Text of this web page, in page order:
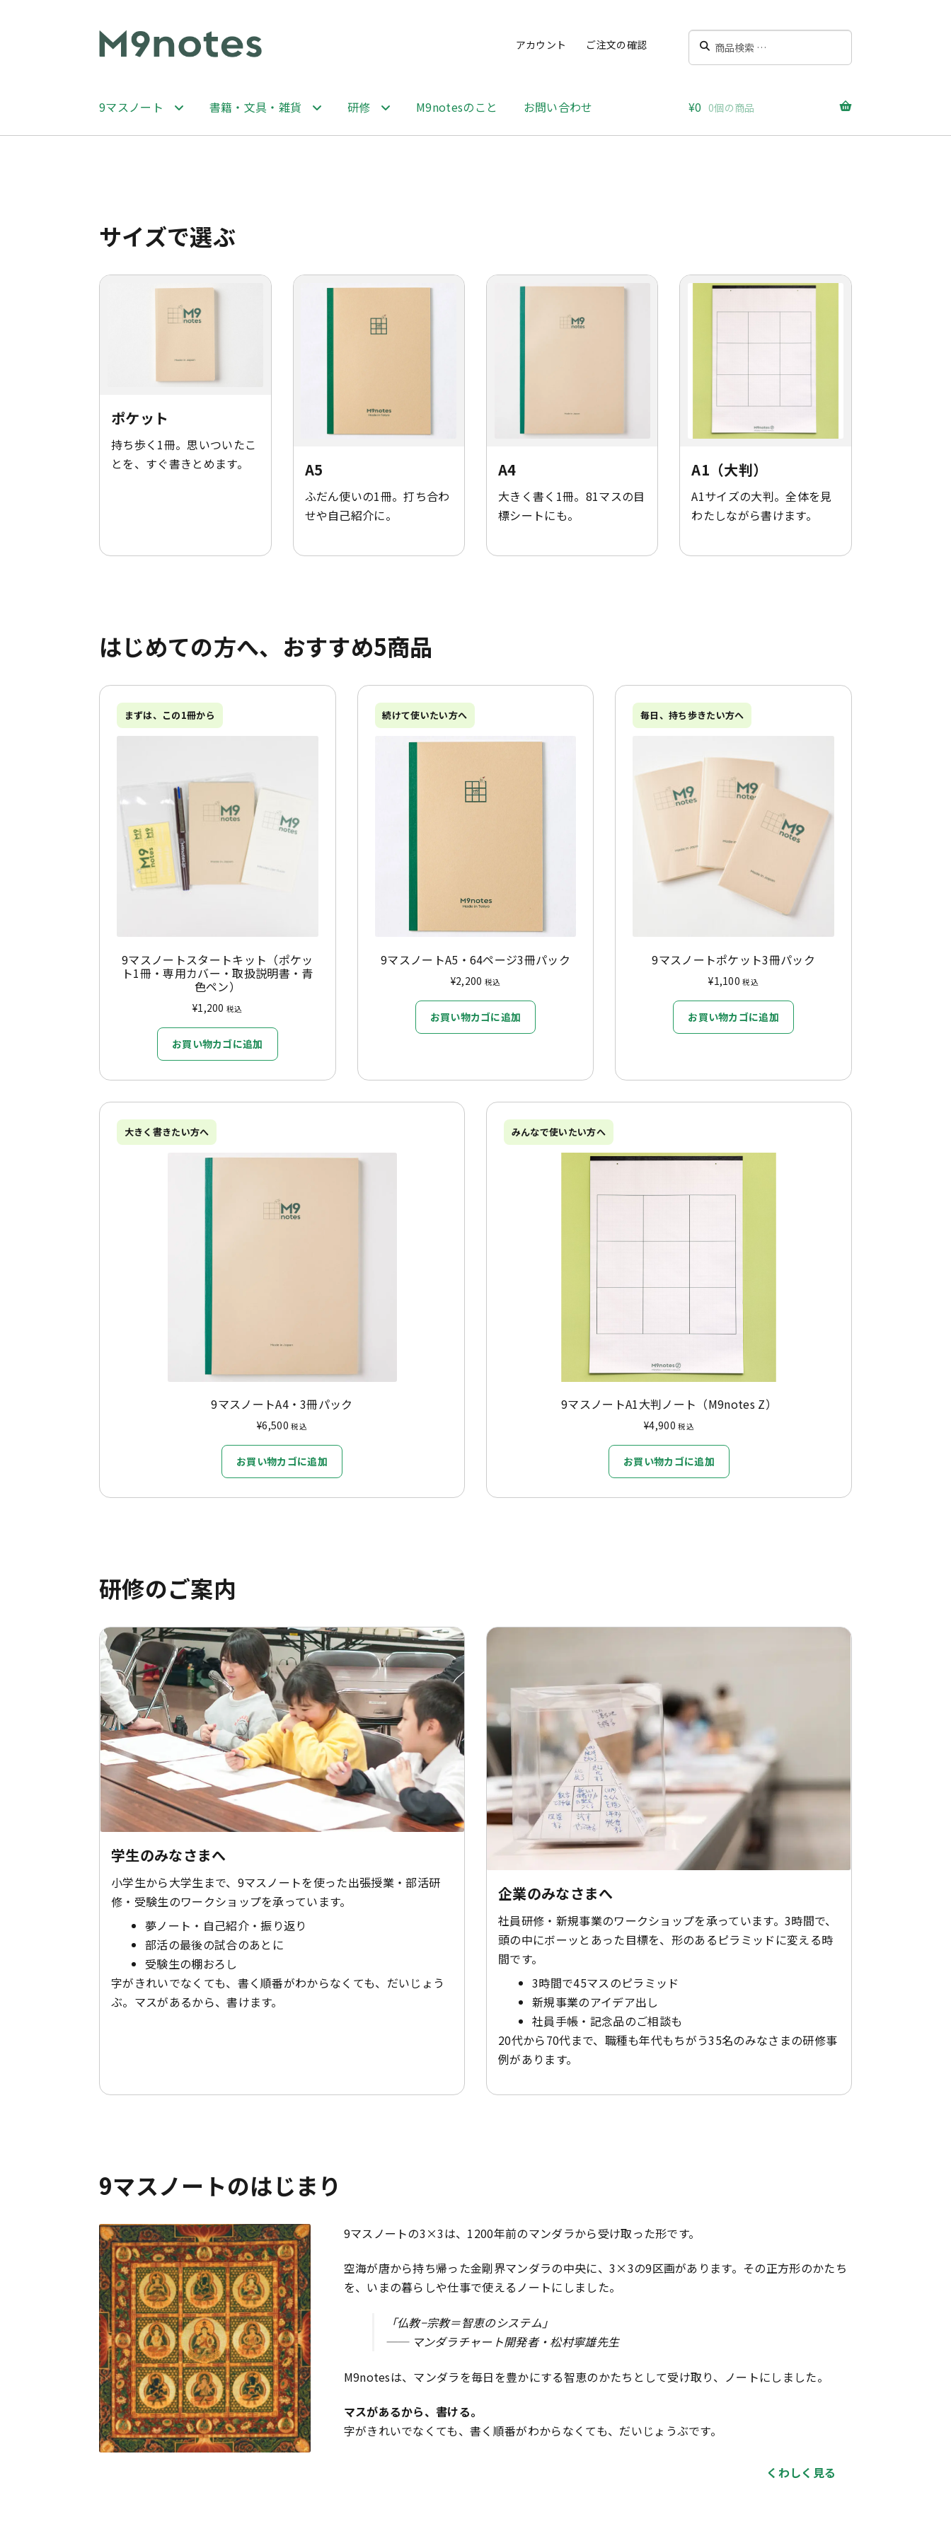
ナ
ビ
シ
ョ
ッ
プ
コ
ン
ツ
へ
アカウント ご注文の確認
検
対
検
9マスノート 書籍・文具・雑貨 研修 M9notesのこと お問い合わせ ¥0 0個の商品
サイズで選ぶ
ポケット
持ち歩く1冊。思いついたこ
とを、すぐ書きとめます。
A5
ふだん使いの1冊。打ち合わ
せや自己紹介に。
A4
大きく書く1冊。81マスの目
標シートにも。
A1（大判）
A1サイズの大判。全体を見
わたしながら書けます。
はじめての方へ、 おすすめ5商品
まずは、この1冊から
9マスノートスタートキット（ポケッ
ト1冊・専用カバー・取扱説明書・青
色ペン）
¥1,200 税込
お買い物カゴに追加
続けて使いたい方へ
9マスノートA5・64ページ3冊パック
¥2,200 税込
お買い物カゴに追加
毎日、持ち歩きたい方へ
9マスノートポケット3冊パック
¥1,100 税込
お買い物カゴに追加
大きく書きたい方へ
9マスノートA4・3冊パック
¥6,500 税込
お買い物カゴに追加
みんなで使いたい方へ
9マスノートA1大判ノート（M9notes Z）
¥4,900 税込
お買い物カゴに追加
研修のご案内
学生のみなさまへ
小学生から大学生まで、9マスノートを使った出張授業・部活研
修・受験生のワークショップを承っています。
夢ノート・自己紹介・振り返り
部活の最後の試合のあとに
受験生の棚おろし
字がきれいでなくても、書く順番がわからなくても、だいじょう
ぶ。マスがあるから、書けます。
企業のみなさまへ
社員研修・新規事業のワークショップを承っています。3時間で、
頭の中にボーッとあった目標を、形のあるピラミッドに変える時
間です。
3時間で45マスのピラミッド
新規事業のアイデア出し
社員手帳・記念品のご相談も
20代から70代まで、職種も年代もちがう35名のみなさまの研修事
例があります。
9マスノートのはじまり
9マスノートの3×3は、1200年前のマンダラから受け取った形です。
空海が唐から持ち帰った金剛界マンダラの中央に、3×3の9区画があります。その正方形のかたち
を、いまの暮らしや仕事で使えるノートにしました。
「仏教−宗教＝智恵のシステム」
── マンダラチャート開発者・松村寧雄先生
M9notesは、マンダラを毎日を豊かにする智恵のかたちとして受け取り、ノートにしました。
マスがあるから、書ける。
字がきれいでなくても、書く順番がわからなくても、だいじょうぶです。
くわしく見る